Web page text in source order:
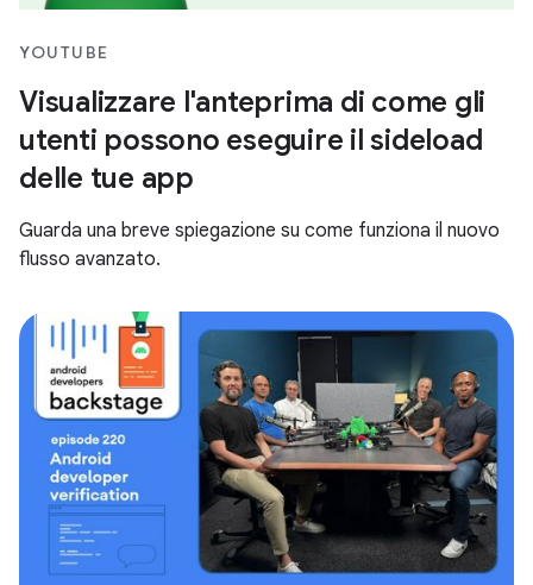
YOUTUBE
Visualizzare l'anteprima di come gli
utenti possono eseguire il sideload
delle tue app
Guarda una breve spiegazione su come funziona il nuovo
flusso avanzato.